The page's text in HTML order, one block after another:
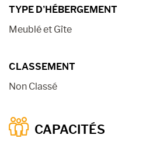
TYPE D’HÉBERGEMENT
Meublé et Gîte
CLASSEMENT
Non Classé
CAPACITÉS